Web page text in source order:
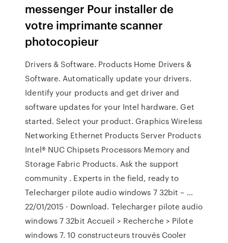
messenger Pour installer de
votre imprimante scanner
photocopieur
Drivers & Software. Products Home Drivers &
Software. Automatically update your drivers.
Identify your products and get driver and
software updates for your Intel hardware. Get
started. Select your product. Graphics Wireless
Networking Ethernet Products Server Products
Intel® NUC Chipsets Processors Memory and
Storage Fabric Products. Ask the support
community . Experts in the field, ready to
Telecharger pilote audio windows 7 32bit – …
22/01/2015 · Download. Telecharger pilote audio
windows 7 32bit Accueil > Recherche > Pilote
windows 7. 10 constructeurs trouvés Cooler